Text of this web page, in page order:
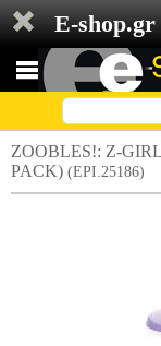
E-
ZOOBLES!: Z-
PACK) (EPI.25186)